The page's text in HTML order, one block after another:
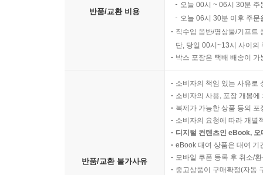
반품/교환 비용
오늘 00시 ~ 06시 30분
오늘 06시 30분 이후 주
직수입 음반/영상물/기프트
단, 당일 00시~13시 사이의
박스 포장은 택배 배송이
반품/교환 불가사유
소비자의 책임 있는 사유로
소비자의 사용, 포장 개봉
복제가 가능한 상품 등의
소비자의 요청에 따라 개별
디지털 컨텐츠인 eBook,
eBook 대여 상품은 대여 기
모바일 쿠폰 등록 후 취소/
중고상품이 구매확정(자동